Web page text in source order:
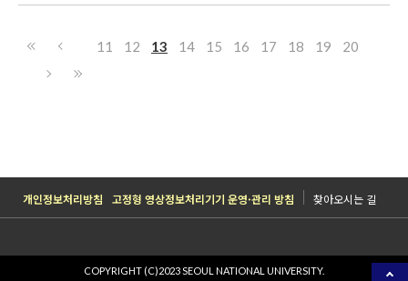
11 12 13 14 15 16 17 18 19 20
개인정보처리방침 고정형 영상정보처리기기 운영·관리 방침 찾아오시는 길
COPYRIGHT (C)2023 SEOUL NATIONAL UNIVERSITY.